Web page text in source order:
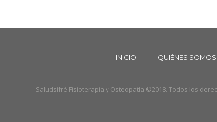
INICIO QUIÉNES SOMOS
Saludsifré Fisioterapia y Osteopatía ©2018. Todos los